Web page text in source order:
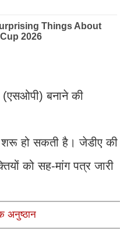
(एसओपी) बनाने की
शरू हो सकती है। जेडीए की
को सह-मांग पत्र जारी
अनुष्ठान